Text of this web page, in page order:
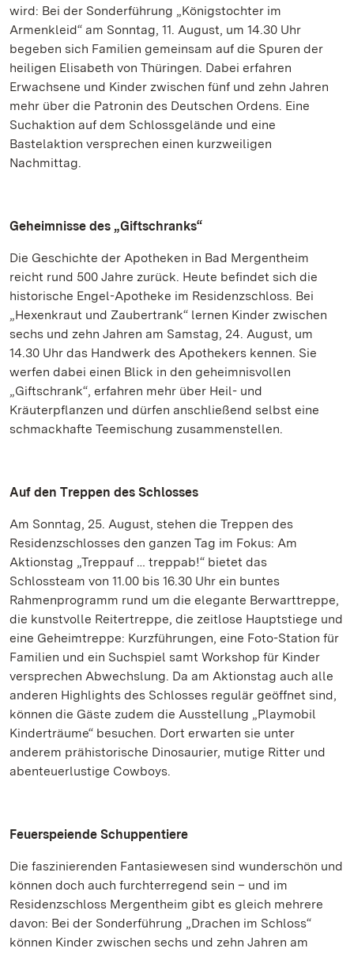
wird: Bei der Sonderführung „Königstochter im
Armenkleid“ am Sonntag, 11. August, um 14.30 Uhr
begeben sich Familien gemeinsam auf die Spuren der
heiligen Elisabeth von Thüringen. Dabei erfahren
Erwachsene und Kinder zwischen fünf und zehn Jahren
mehr über die Patronin des Deutschen Ordens. Eine
Suchaktion auf dem Schlossgelände und eine
Bastelaktion versprechen einen kurzweiligen
Nachmittag.
Geheimnisse des „Giftschranks“
Die Geschichte der Apotheken in Bad Mergentheim
reicht rund 500 Jahre zurück. Heute befindet sich die
historische Engel-Apotheke im Residenzschloss. Bei
„Hexenkraut und Zaubertrank“ lernen Kinder zwischen
sechs und zehn Jahren am Samstag, 24. August, um
14.30 Uhr das Handwerk des Apothekers kennen. Sie
werfen dabei einen Blick in den geheimnisvollen
„Giftschrank“, erfahren mehr über Heil- und
Kräuterpflanzen und dürfen anschließend selbst eine
schmackhafte Teemischung zusammenstellen.
Auf den Treppen des Schlosses
Am Sonntag, 25. August, stehen die Treppen des
Residenzschlosses den ganzen Tag im Fokus: Am
Aktionstag „Treppauf … treppab!“ bietet das
Schlossteam von 11.00 bis 16.30 Uhr ein buntes
Rahmenprogramm rund um die elegante Berwarttreppe,
die kunstvolle Reitertreppe, die zeitlose Hauptstiege und
eine Geheimtreppe: Kurzführungen, eine Foto-Station für
Familien und ein Suchspiel samt Workshop für Kinder
versprechen Abwechslung. Da am Aktionstag auch alle
anderen Highlights des Schlosses regulär geöffnet sind,
können die Gäste zudem die Ausstellung „Playmobil
Kinderträume“ besuchen. Dort erwarten sie unter
anderem prähistorische Dinosaurier, mutige Ritter und
abenteuerlustige Cowboys.
Feuerspeiende Schuppentiere
Die faszinierenden Fantasiewesen sind wunderschön und
können doch auch furchterregend sein – und im
Residenzschloss Mergentheim gibt es gleich mehrere
davon: Bei der Sonderführung „Drachen im Schloss“
können Kinder zwischen sechs und zehn Jahren am